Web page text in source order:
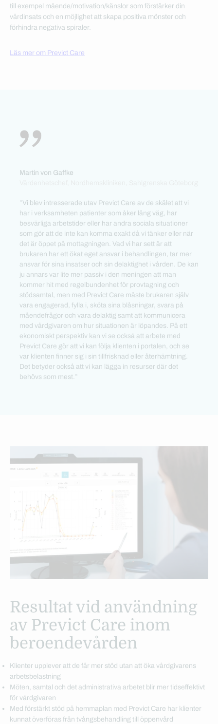
till exempel mående/motivation/känslor som förstärker din
vårdinsats och en möjlighet att skapa positiva mönster och
förhindra negativa spiraler.
Läs mer om Previct Care
Martin von Gaffke
”Vi blev intresserade utav Previct Care av de skälet att vi
har i verksamheten patienter som åker lång väg, har
besvärliga arbetstider eller har andra sociala situationer
som gör att de inte kan komma exakt då vi tänker eller när
det är öppet på mottagningen. Vad vi har sett är att
brukaren har ett ökat eget ansvar i behandlingen, tar mer
ansvar för sina insatser och sin delaktighet i vården. De kan
ju annars var lite mer passiv i den meningen att man
kommer hit med regelbundenhet för provtagning och
stödsamtal, men med Previct Care måste brukaren själv
vara engagerad, fylla i, sköta sina blåsningar, svara på
måendefrågor och vara delaktig samt att kommunicera
med vårdgivaren om hur situationen är löpandes. På ett
ekonomiskt perspektiv kan vi se också att arbete med
Previct Care gör att vi kan följa klienten i portalen, och se
var klienten finner sig i sin tillfrisknad eller återhämtning.
Det betyder också att vi kan lägga in resurser där det
behövs som mest.”
Resultat vid användning
av Previct Care inom
beroendevården
Klienter upplever att de får mer stöd utan att öka vårdgivarens
arbetsbelastning
Möten, samtal och det administrativa arbetet blir mer tidseffektivt
för vårdgivaren
Med förstärkt stöd på hemmaplan med Previct Care har klienter
kunnat överföras från tvångsbehandling till öppenvård